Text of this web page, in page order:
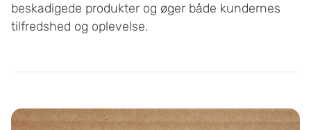
beskadigede produkter og øger både kundernes
tilfredshed og oplevelse.